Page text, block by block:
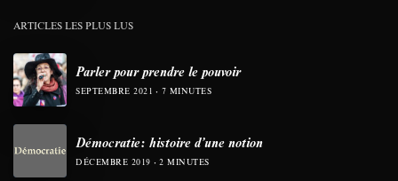
ARTICLES LES PLUS LUS
Parler pour prendre le pouvoir
SEPTEMBRE 2021 7 MINUTES
Démocratie: histoire d’une notion
DÉCEMBRE 2019 2 MINUTES